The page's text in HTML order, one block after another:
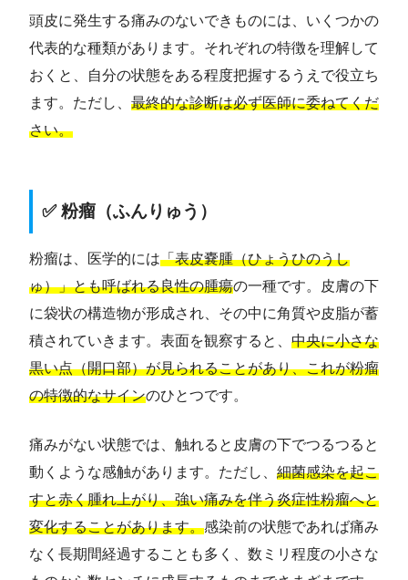
頭皮に発生する痛みのないできものには、いくつかの
代表的な種類があります。それぞれの特徴を理解して
おくと、自分の状態をある程度把握するうえで役立ち
ます。ただし、 最終的な診断は必ず医師に委ねてくだ
さい。
✅ 粉瘤（ふんりゅう）
粉瘤は、医学的には「表皮嚢腫（ひょうひのうし
ゅ）」とも呼ばれる良性の腫瘍の一種です。皮膚の下
に袋状の構造物が形成され、その中に角質や皮脂が蓄
積されていきます。表面を観察すると、 中央に小さな
黒い点（開口部）が見られることがあり、これが粉瘤
の特徴的なサインのひとつです。
痛みがない状態では、触れると皮膚の下でつるつると
動くような感触があります。ただし、 細菌感染を起こ
すと赤く腫れ上がり、強い痛みを伴う炎症性粉瘤へと
変化することがあります。感染前の状態であれば痛み
なく長期間経過することも多く、数ミリ程度の小さな